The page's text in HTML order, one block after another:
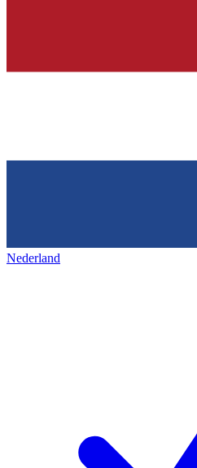
Nederland